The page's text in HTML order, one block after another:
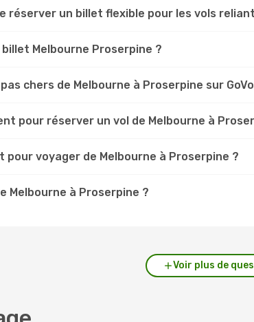
réserver un billet flexible pour les vols
Melbourne Proserpine ?
chers de Melbourne à Proserpine sur
pour réserver un vol de Melbourne à
pour voyager de Melbourne à Proserpine ?
Melbourne à Proserpine ?
Voir plus de